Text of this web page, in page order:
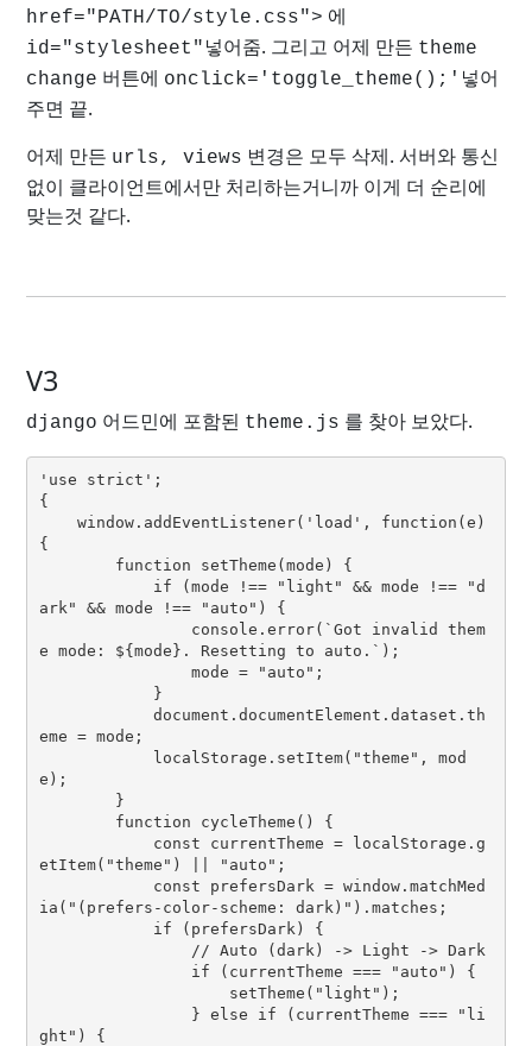
href="PATH/TO/style.css"> 에
id="stylesheet" 넣어줌. 그리고 어제 만든 theme
change 버튼에 onclick='toggle_theme();' 넣어
주면 끝.
어제 만든 urls, views 변경은 모두 삭제. 서버와 통신
없이 클라이언트에서만 처리하는거니까 이게 더 순리에
맞는것 같다.
V3
django 어드민에 포함된 theme.js 를 찾아 보았다.
'use strict';
{
window.addEventListener('load', function(e)
{
function setTheme(mode) {
if (mode !== "light" && mode !== "d
ark" && mode !== "auto") {
console.error(`Got invalid them
e mode: ${mode}. Resetting to auto.`);
mode = "auto";
}
document.documentElement.dataset.th
eme = mode;
localStorage.setItem("theme", mod
e);
}
function cycleTheme() {
const currentTheme = localStorage.g
etItem("theme") || "auto";
const prefersDark = window.matchMed
ia("(prefers-color-scheme: dark)").matches;
if (prefersDark) {
// Auto (dark) -> Light -> Dark
if (currentTheme === "auto") {
setTheme("light");
} else if (currentTheme === "li
ght") {